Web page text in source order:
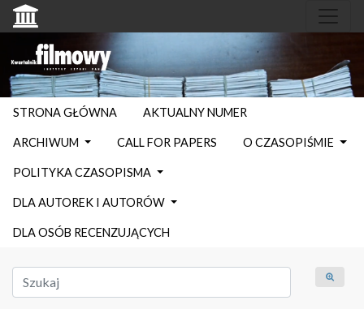
STRONA GŁÓWNA AKTUALNY NUMER
ARCHIWUM CALL FOR PAPERS O CZASOPIŚMIE
POLITYKA CZASOPISMA
DLA AUTOREK I AUTORÓW
DLA OSÓB RECENZUJĄCYCH